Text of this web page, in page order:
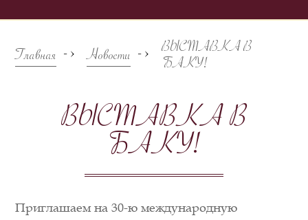
Главная -> Новости ->
ВЫСТАВКА В
БАКУ!
ВЫСТАВКА В
БАКУ!
Приглашаем на 30-ю международную